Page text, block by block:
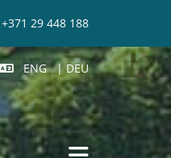
+371 29 448 188
 ENG|DEU